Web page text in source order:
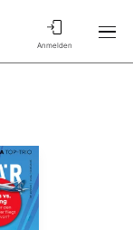
Anmelden